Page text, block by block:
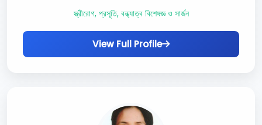
স্ত্রীরোগ, প্রসূতি, বন্ধ্যাত্ব বিশেষজ্ঞ ও সার্জন
View Full Profile